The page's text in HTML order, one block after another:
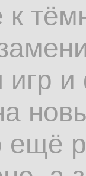
игр
ещё